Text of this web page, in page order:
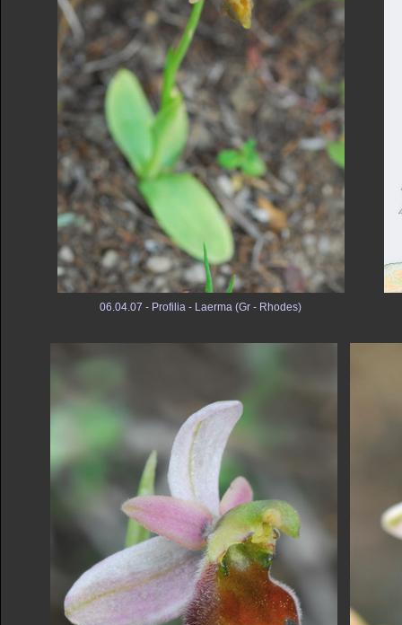
06.04.07 - Profilia - Laerma (Gr - Rhodes)